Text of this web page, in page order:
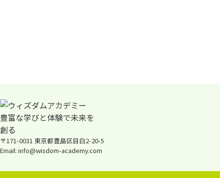
〒171-0031 東京都豊島区目白2-20-5
Email: info@wisdom-academy.com